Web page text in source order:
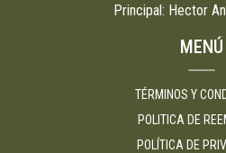
Principal: Hector
MENÚ
TÉRMINOS Y
POLITICA DE
POLÍTICA DE